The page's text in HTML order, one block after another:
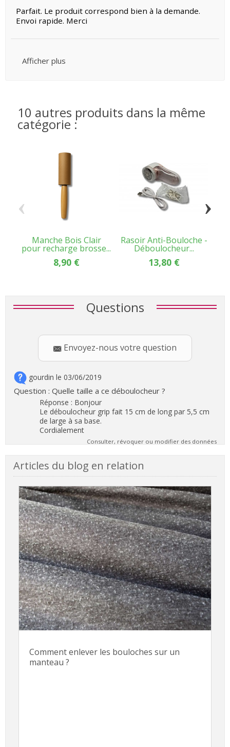
Parfait. Le produit correspond bien à la demande.
Envoi rapide. Merci
Afficher plus
10 autres produits dans la même
catégorie :
Manche Bois Clair
pour recharge brosse...
8,90 €
Rasoir Anti-Bouloche -
Déboulocheur...
13,80 €
‹ ›
Questions
Envoyez-nous votre question
gourdin le 03/06/2019
Question : Quelle taille a ce déboulocheur ?
Réponse : Bonjour
Le déboulocheur grip fait 15 cm de long par 5,5 cm
de large à sa base.
Cordialement
Consulter, révoquer ou modifier des données
Articles du blog en relation
Comment enlever les bouloches sur un
manteau ?